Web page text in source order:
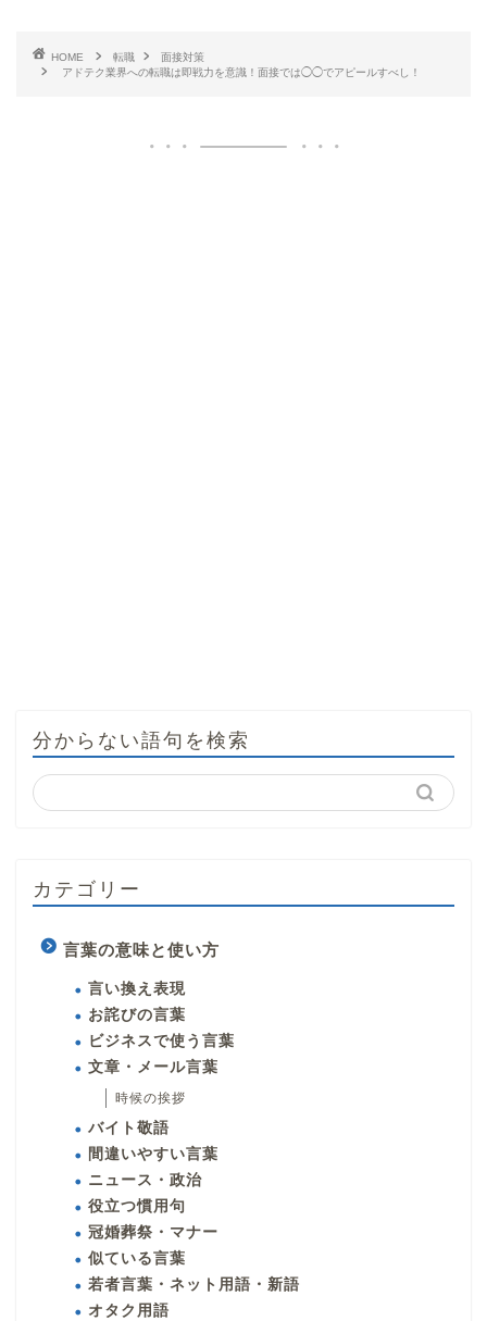
HOME 転職
面接対策
アドテク業界への転職は即戦力を意識！面接では◯◯でアピールすべし！
分からない語句を検索
カテゴリー
言葉の意味と使い方
言い換え表現
お詫びの言葉
ビジネスで使う言葉
文章・メール言葉
時候の挨拶
バイト敬語
間違いやすい言葉
ニュース・政治
役立つ慣用句
冠婚葬祭・マナー
似ている言葉
若者言葉・ネット用語・新語
オタク用語